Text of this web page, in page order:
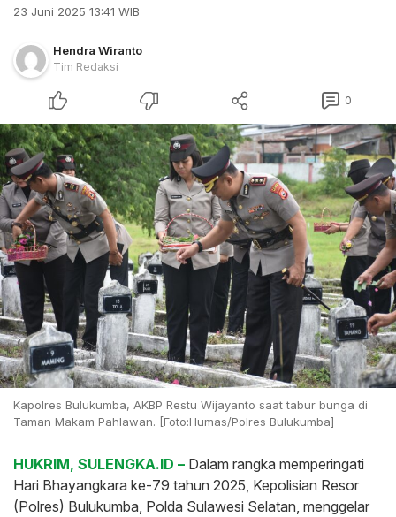
23 Juni 2025 13:41 WIB
Hendra Wiranto
Tim Redaksi
0
Kapolres Bulukumba, AKBP Restu Wijayanto saat tabur bunga di
Taman Makam Pahlawan. [Foto:Humas/Polres Bulukumba]
HUKRIM, SULENGKA.ID – Dalam rangka memperingati
Hari Bhayangkara ke-79 tahun 2025, Kepolisian Resor
(Polres) Bulukumba, Polda Sulawesi Selatan, menggelar